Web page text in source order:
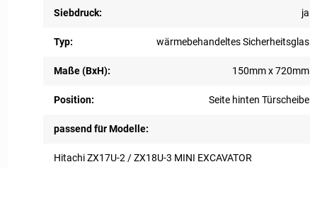
Siebdruck: ja
Typ: wärmebehandeltes Sicherheitsglas
Maße (BxH): 150mm x 720mm
Position: Seite hinten Türscheibe
passend für Modelle:
Hitachi ZX17U-2 / ZX18U-3 MINI EXCAVATOR